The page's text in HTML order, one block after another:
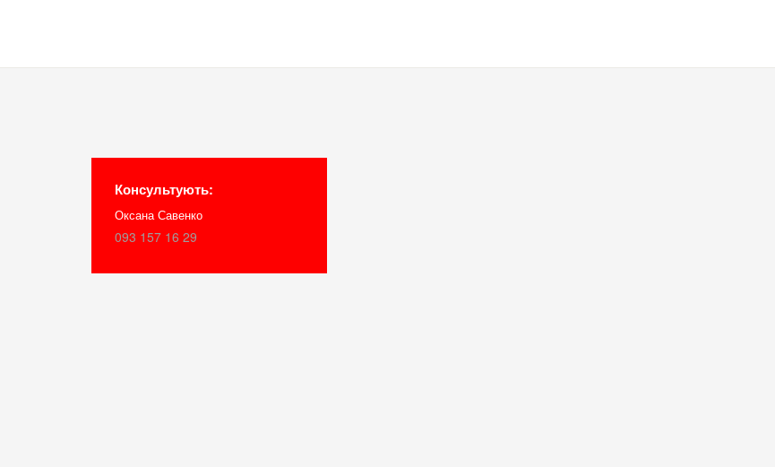
Консультують:
Оксана Савенко
093 157 16 29